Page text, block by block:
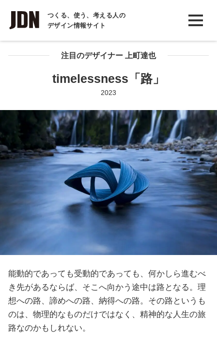
つくる、使う、考える人の
デザイン情報サイト
INTERVIEW
インタビュー
REPORT注目のデザイナー 上町達也
timelessness「路」
2023
能動的であっても受動的であっても、何かしら進むべ
き先があるならば、そこへ向かう途中は路となる。理
想への路、諦めへの路、納得への路。その路というも
のは、物理的なものだけではなく、精神的な人生の旅
路なのかもしれない。